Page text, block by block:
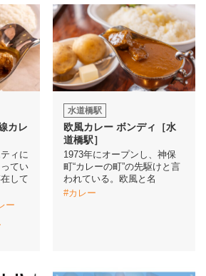
カレ
ィに
てい
して
ー
水道橋駅
欧風カレー ボンディ［水
道橋駅］
1973年にオープンし、神保
町“カレーの町”の先駆けと言
われている。欧風と名
#カレー